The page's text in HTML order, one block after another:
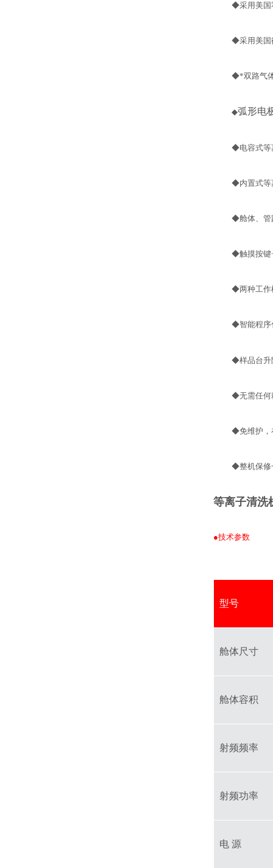
◆采用美
◆采用美
◆*双路气
◆弧形电
◆电容式
◆内置式
◆舱体、
◆触摸按
◆两种工
◆智能程
◆样品台
◆无需任
◆免维护
◆整机保修
等离子清洗
●技术参数
型号
舱体尺寸
舱体容积
射频频率
射频功率
电 源